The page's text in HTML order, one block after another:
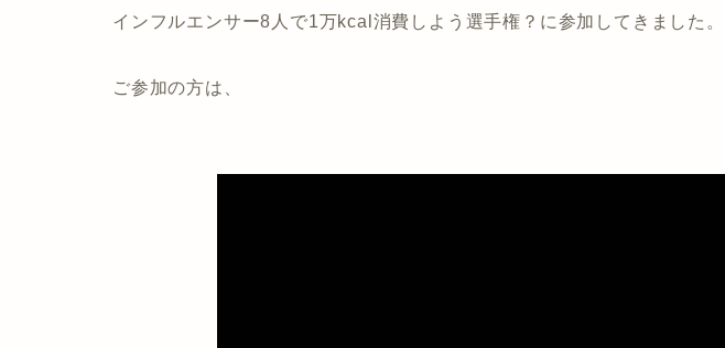
インフルエンサー8人で1万kcal消費しよう選手権？に参加してきました。
ご参加の方は、